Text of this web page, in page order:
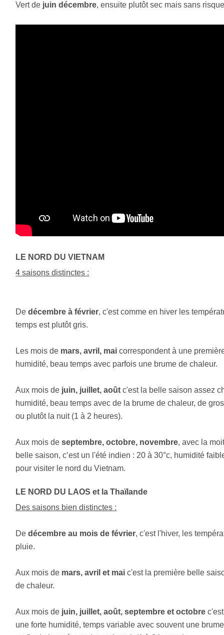
Vert de juin décembre, ensuite plutôt sec mais sans
LE NORD DU VIETNAM
4 saisons distinctes :
Dedécembre à février, c'est comme en hiver les
temps est plutôt gris.
Les mois de mars, avril, mai correspondent à une
humidité, beau temps avec parfois une brume de chaleur.
Aux mois de juin, juillet, août c'est la belle saison assez
humidité, beau temps avec de la brume de chaleur, de
ou plutôt la nuit (1 à 2 heures).
Aux mois deseptembre, octobre, novembre, avec la
belle saison, c’est un l'été indien : 20 à 30°c, humidité
pour visiter le nord du Vietnam.
LE NORD DU LAOS et la Thaïlande
Des saisons bien distinctes :
Dedécembre au mois de février, c'est l'hiver, les
pluie.
Aux mois de mars, avril et mai c'est la première belle
de chaleur.
Aux mois de juin, juillet, août, septembre et octobre
une forte humidité, temps variable avec souvent une